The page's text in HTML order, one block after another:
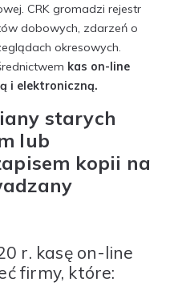
CRK gromadzi rejestr
dobowych, zdarzeń o
okresowych.
kas on-line
i elektroniczną.
starych
lub
kopii na
r. kasę on-line
firmy, które: